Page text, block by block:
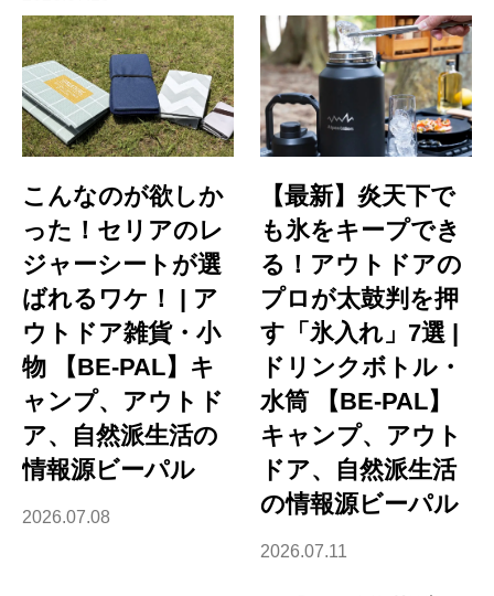
こんなのが欲しか
った！セリアのレ
ジャーシートが選
ばれるワケ！ | ア
ウトドア雑貨・小
物 【BE-PAL】キ
ャンプ、アウトド
ア、自然派生活の
情報源ビーパル
2026.07.08
【最新】炎天下で
も氷をキープでき
る！アウトドアの
プロが太鼓判を押
す「氷入れ」7選 |
ドリンクボトル・
水筒 【BE-PAL】
キャンプ、アウト
ドア、自然派生活
の情報源ビーパル
2026.07.11